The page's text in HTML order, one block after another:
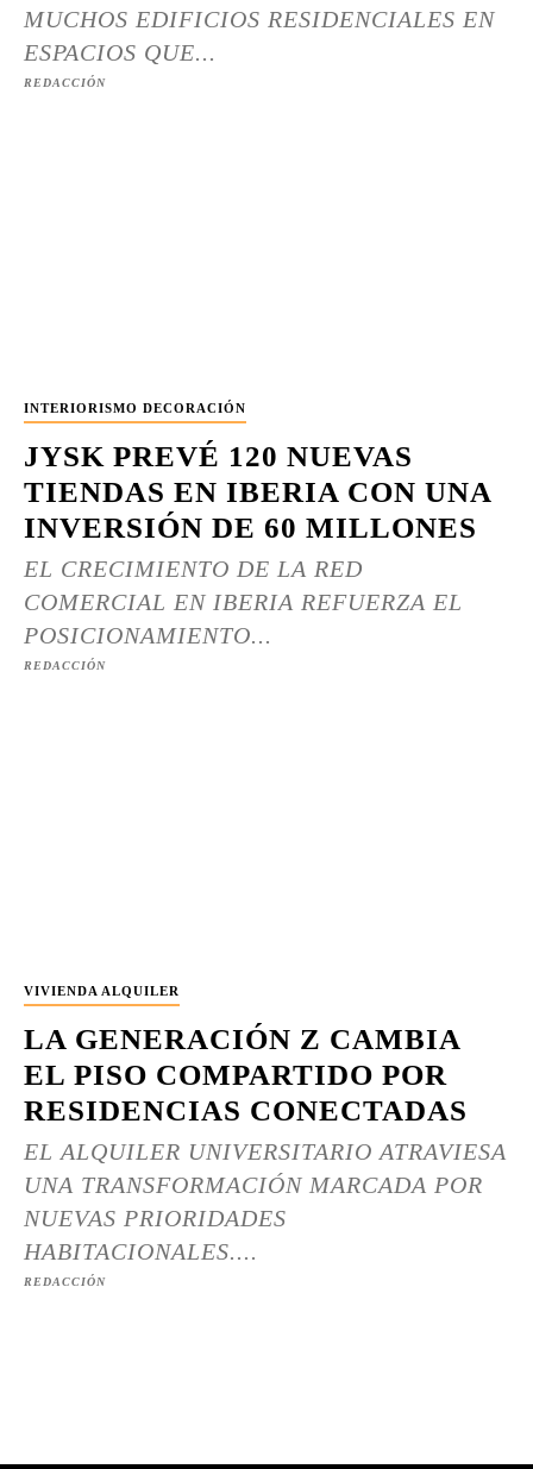
MUCHOS EDIFICIOS RESIDENCIALES EN
ESPACIOS QUE...
REDACCIÓN
INTERIORISMO DECORACIÓN
JYSK PREVÉ 120 NUEVAS
TIENDAS EN IBERIA CON UNA
INVERSIÓN DE 60 MILLONES
EL CRECIMIENTO DE LA RED
COMERCIAL EN IBERIA REFUERZA EL
POSICIONAMIENTO...
REDACCIÓN
VIVIENDA ALQUILER
LA GENERACIÓN Z CAMBIA
EL PISO COMPARTIDO POR
RESIDENCIAS CONECTADAS
EL ALQUILER UNIVERSITARIO ATRAVIESA
UNA TRANSFORMACIÓN MARCADA POR
NUEVAS PRIORIDADES
HABITACIONALES....
REDACCIÓN